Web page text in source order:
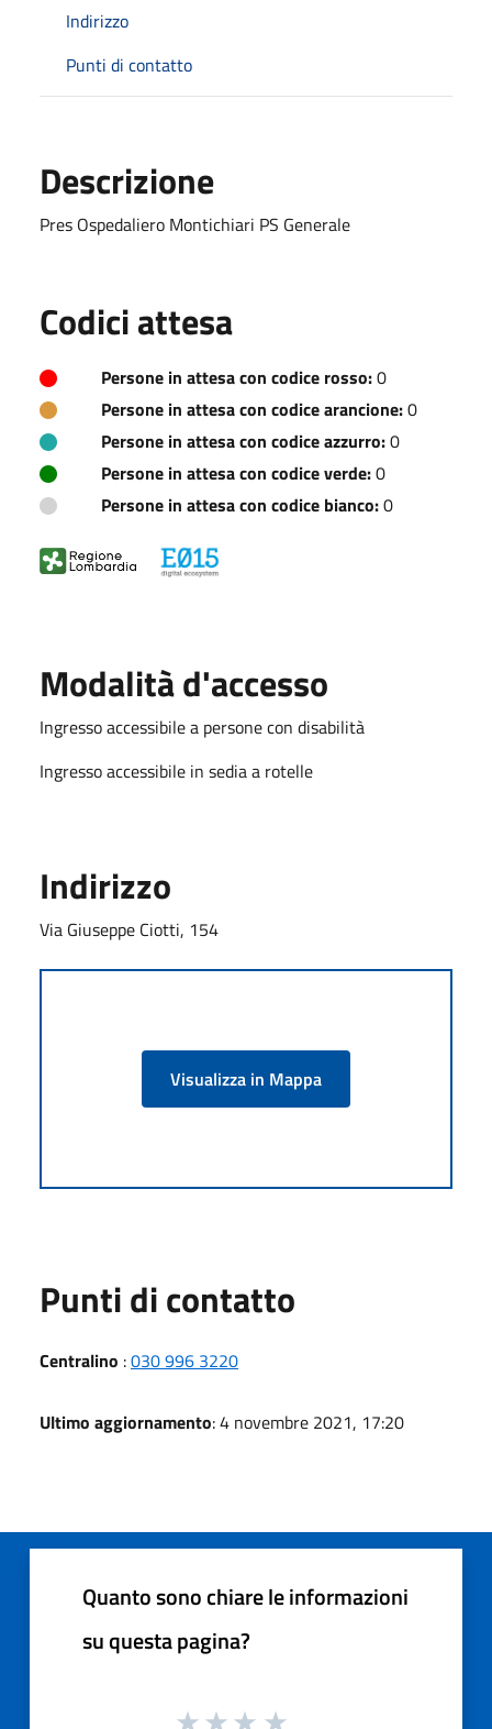
Indirizzo
Punti di contatto
Descrizione
Pres Ospedaliero Montichiari PS Generale
Codici attesa
Persone in attesa con codice rosso:0
Persone in attesa con codice arancione:0
Persone in attesa con codice azzurro:0
Persone in attesa con codice verde:0
Persone in attesa con codice bianco:0
Modalità d'accesso
Ingresso accessibile a persone con disabilità
Ingresso accessibile in sedia a rotelle
Indirizzo
Via Giuseppe Ciotti, 154
Visualizza in Mappa
Punti di contatto
Centralino :030 996 3220
Ultimo aggiornamento: 4 novembre 2021, 17:20
Quanto sono chiare le informazioni
su questa pagina?